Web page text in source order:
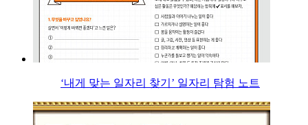
‘내게 맞는 일자리 찾기’ 일자리 탐험 노트